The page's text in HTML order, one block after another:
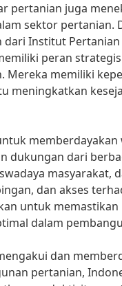
pertanian juga
sektor pertanian.
dari Institut
peran
Mereka memiliki
meningkatkan
dukungan dari
masyarakat,
dan akses
untuk
dalam
dan
pertanian,